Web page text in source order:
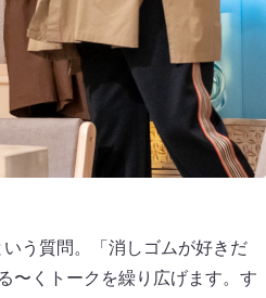
う質問。「消しゴムが好きだ
〜くトークを繰り広げます。す